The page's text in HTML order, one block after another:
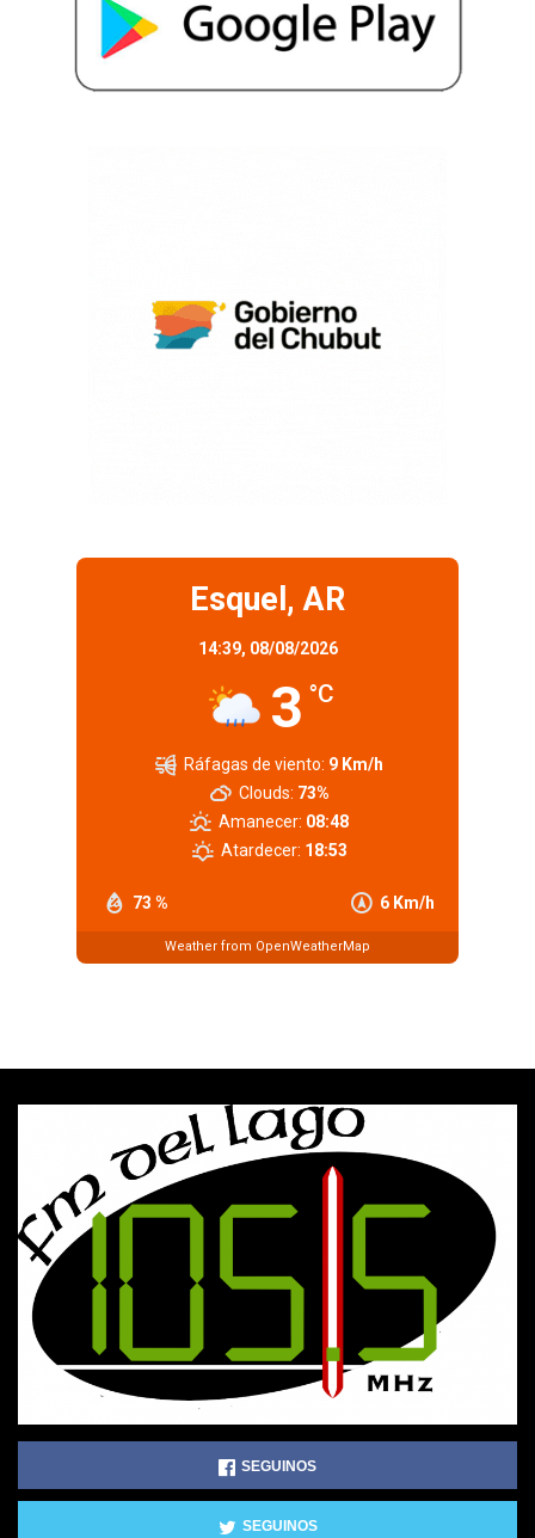
Esquel, AR
14:39, 08/08/2026
3 °C
73 % 6 Km/h
Ráfagas de viento: 9 Km/h
Clouds: 73%
Amanecer: 08:48
Atardecer: 18:53
Weather from OpenWeatherMap
SEGUINOS
SEGUINOS